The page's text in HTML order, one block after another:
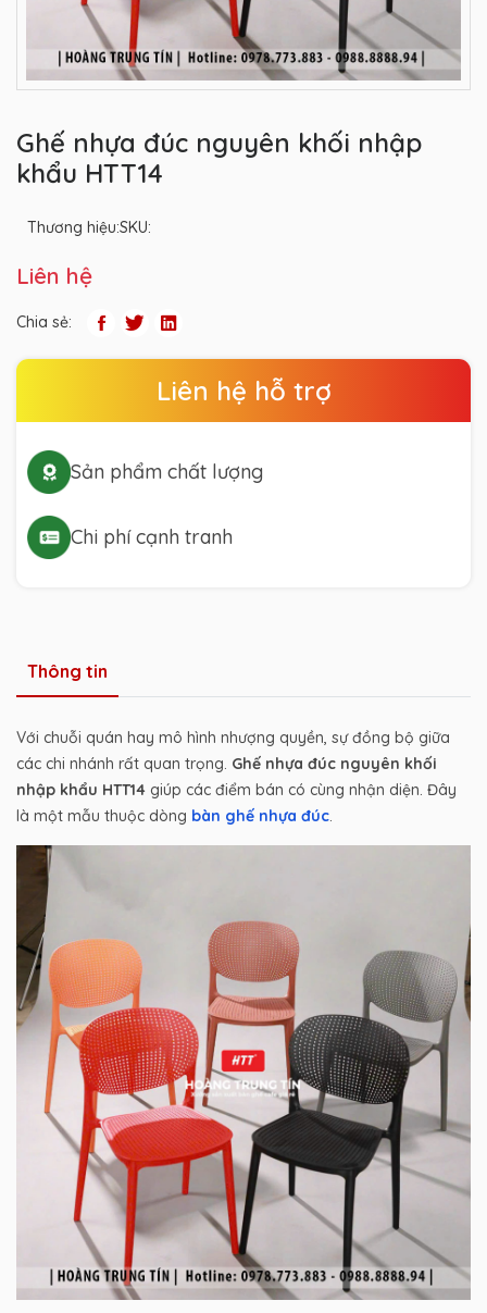
Ghế nhựa đúc nguyên khối nhập
khẩu HTT14
Thương hiệu:SKU:
Liên hệ
Chia sẻ:
Liên hệ hỗ trợ
Sản phẩm chất lượng
Chi phí cạnh tranh
Thông tin
Với chuỗi quán hay mô hình nhượng quyền, sự đồng bộ giữa
các chi nhánh rất quan trọng. Ghế nhựa đúc nguyên khối
nhập khẩu HTT14 giúp các điểm bán có cùng nhận diện. Đây
là một mẫu thuộc dòng bàn ghế nhựa đúc